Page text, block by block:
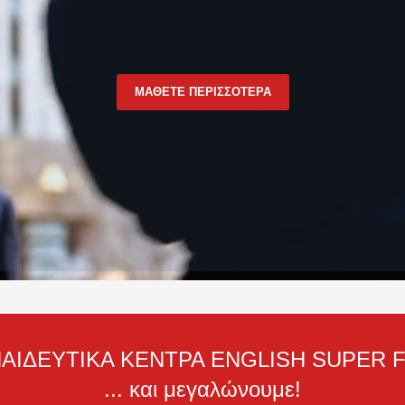
ΜΑΘΕΤΕ ΠΕΡΙΣΣΟΤΕΡΑ
ΚΕΝΤΡΑ ENGLISH SUPER
... και μεγαλώνουμε!